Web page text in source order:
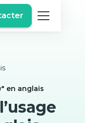
en anglais